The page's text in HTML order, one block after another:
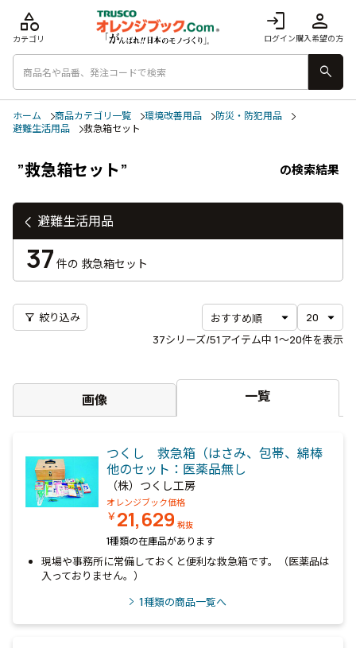
login
ログイン
person
購入希望の方
category
カテゴリ
search
ホーム 商品カテゴリ一覧 環境改善用品
防災・防犯用品
避難生活用品
救急箱セット
”救急箱セット” の検索結果
37シリーズ/51アイテム中 1〜20件を表示
filter_alt 絞り込み
画像 一覧
つくし 救急箱（はさみ、包帯、綿棒
他のセット：医薬品無し
（株）つくし工房
オレンジブック価格
￥21,629 税抜
1種類の在庫品があります
現場や事務所に常備しておくと便利な救急箱です。（医薬品は
入っておりません。）
1種類の商品一覧へ
避難生活用品
37 件の 救急箱セット